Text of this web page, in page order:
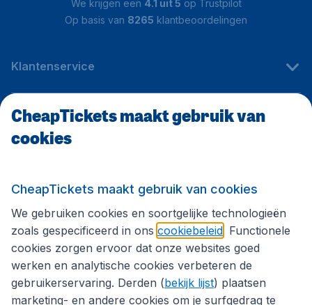
We krijgen een 4.1 uit 5 op Trustpilot
Op basis van 8265 klantbeoordelingen
Klantenservice
CheapTickets.be
Volg CheapTickets.be
CheapTickets maakt gebruik van
cookies
CheapTickets maakt gebruik van cookies
We gebruiken cookies en soortgelijke technologieën
zoals gespecificeerd in ons cookiebeleid . Functionele
cookies zorgen ervoor dat onze websites goed
werken en analytische cookies verbeteren de
gebruikerservaring. Derden (bekijk lijst) plaatsen
marketing- en andere cookies om je surfgedrag te